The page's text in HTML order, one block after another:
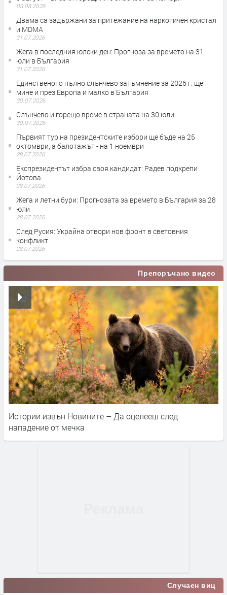
03.08.2026
Двама са задържани за притежание на наркотичен кристал
и MDMA
31.07.2026
Жега в последния юлски ден: Прогноза за времето на 31
юли в България
31.07.2026
Единственото пълно слънчево затъмнение за 2026 г. ще
мине и през Европа и малко в България
30.07.2026
Слънчево и горещо време в страната на 30 юли
30.07.2026
Първият тур на президентските избори ще бъде на 25
октомври, а балотажът - на 1 ноември
29.07.2026
Експрезидентът избра своя кандидат: Радев подкрепи
Йотова
28.07.2026
Жега и летни бури: Прогнозата за времето в България за 28
юли
28.07.2026
След Русия: Украйна отвори нов фронт в световния
конфликт
28.07.2026
Препоръчано видео
Истории извън Новините – Да оцелееш след
нападение от мечка
Случаен виц